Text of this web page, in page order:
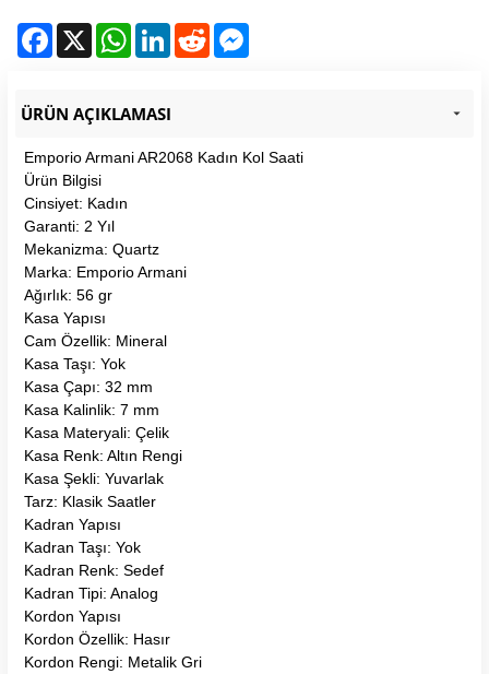
Facebook
X WhatsAppLinkedInReddit
ÜRÜN AÇIKLAMASI
Emporio Armani AR2068 Kadın Kol Saati
Ürün Bilgisi
Cinsiyet: Kadın
Garanti: 2 Yıl
Mekanizma: Quartz
Marka: Emporio Armani
Ağırlık: 56 gr
Kasa Yapısı
Cam Özellik: Mineral
Kasa Taşı: Yok
Kasa Çapı: 32 mm
Kasa Kalinlik: 7 mm
Kasa Materyali: Çelik
Kasa Renk: Altın Rengi
Kasa Şekli: Yuvarlak
Tarz: Klasik Saatler
Kadran Yapısı
Kadran Taşı: Yok
Kadran Renk: Sedef
Kadran Tipi: Analog
Kordon Yapısı
Kordon Özellik: Hasır
Kordon Rengi: Metalik Gri